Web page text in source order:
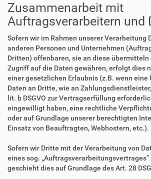
Zusammenarbeit mit
Auftragsverarbeitern und
Sofern wir im Rahmen unserer Verarbeitung
anderen Personen und Unternehmen
Dritten) offenbaren, sie an diese übermitteln
Zugriff auf die Daten gewähren, erfolgt dies
einer gesetzlichen Erlaubnis (z.B. wenn
Daten an Dritte, wie an
lit. b DSGVO zur Vertragserfüllung
eingewilligt haben, eine rechtliche
oder auf Grundlage unserer berechtigten
Einsatz von Beauftragten, Webhostern, etc.).
Sofern wir Dritte mit der Verarbeitung von
eines sog.
geschieht dies auf Grundlage des Art. 28